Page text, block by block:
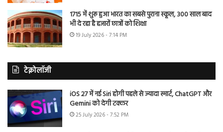
1715 में शुरू हुआ भारत का सबसे पुराना स्कूल, 300 साल बाद
भी दे रहा है हजारों छात्रों को शिक्षा
19 July 2026 - 7:14 PM
टेक्नोलॉजी
iOS 27 में नई Siri होगी पहले से ज्यादा स्मार्ट, ChatGPT और
Gemini को देगी टक्कर
25 July 2026 - 7:52 PM